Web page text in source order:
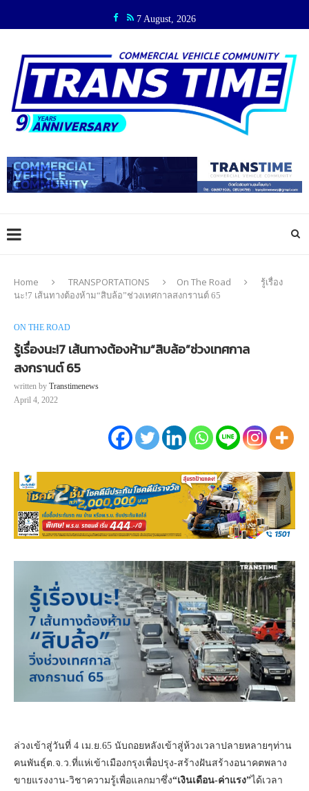
7 August, 2026
Home TRANSPORTATIONS On The Road
รู้เรื่อง
นะ!7 เส้นทางต้องห้าม“สิบล้อ”ช่วงเทศกาลสงกรานต์ 65
ON THE ROAD
รู้เรื่องนะ!7 เส้นทางต้องห้าม“สิบล้อ”ช่วงเทศกาล
สงกรานต์ 65
written by Transtimenews
April 4, 2022
ล่วงเข้าสู่วันที่ 4 เม.ย.65 นับถอยหลังเข้าสู่ห้วงเวลาปลายหลายๆท่าน
คนพันธุ์ต.จ.ว.ที่แห่เข้าเมืองกรุงเพื่อปรุง-สร้างฝันสร้างอนาคตพลาง
ขายแรงงาน-วิชาความรู้เพื่อแลกมาซึ่ง“เงินเดือน-ค่าแรง”ได้เวลา